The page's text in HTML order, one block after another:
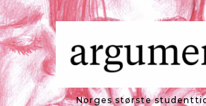
Skip to content
Norges største